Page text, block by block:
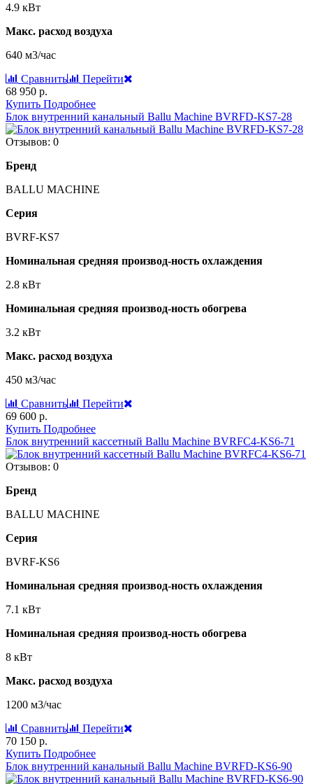
4.9 кВт
Макс. расход воздуха
640 м3/час
Сравнить
Перейти
68 950 р.
Купить Подробнее
Блок внутренний канальный Ballu Machine BVRFD-KS7-28
Отзывов: 0
Бренд
BALLU MACHINE
Серия
BVRF-KS7
Номинальная средняя производ-ность охлаждения
2.8 кВт
Номинальная средняя производ-ность обогрева
3.2 кВт
Макс. расход воздуха
450 м3/час
Сравнить
Перейти
69 600 р.
Купить Подробнее
Блок внутренний кассетный Ballu Machine BVRFC4-KS6-71
Отзывов: 0
Бренд
BALLU MACHINE
Серия
BVRF-KS6
Номинальная средняя производ-ность охлаждения
7.1 кВт
Номинальная средняя производ-ность обогрева
8 кВт
Макс. расход воздуха
1200 м3/час
Сравнить
Перейти
70 150 р.
Купить Подробнее
Блок внутренний канальный Ballu Machine BVRFD-KS6-90